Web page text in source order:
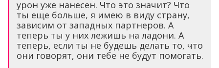
урон уже нанесен. Что это значит? Что
ты еще больше, я имею в виду страну,
зависим от западных партнеров. А
теперь ты у них лежишь на ладони. А
теперь, если ты не будешь делать то, что
они говорят, они тебе не будут помогать.